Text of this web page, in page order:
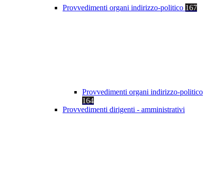
Provvedimenti organi indirizzo-politico 167
Provvedimenti organi indirizzo-politico
164
Provvedimenti dirigenti - amministrativi